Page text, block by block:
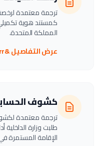
ترجمة معتمدة
كمستند هوية
المملكة المتحدة.
عرض التفاصيل &rarr;
كشوف
ترجمة معتمدة لكشوف
طلبت وزارة الداخلية
الإقامة المستمرة